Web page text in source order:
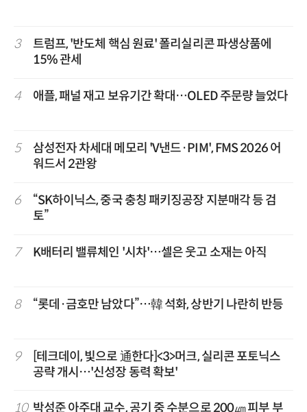
3
트럼프, '반도체 핵심 원료' 폴리실리콘 파생상품에
15% 관세
4 애플, 패널 재고 보유기간 확대…OLED 주문량 늘었다
5
삼성전자 차세대 메모리 'V낸드·PIM', FMS 2026 어
워드서 2관왕
6
“SK하이닉스, 중국 충칭 패키징공장 지분매각 등 검
토”
7 K배터리 밸류체인 '시차'…셀은 웃고 소재는 아직
8 “롯데·금호만 남았다”…韓 석화, 상반기 나란히 반등
9
[테크데이, 빛으로 通한다]<3>머크, 실리콘 포토닉스
공략 개시…'신성장 동력 확보'
10 박성준 아주대 교수, 공기 중 수분으로 200㎛ 피부 부